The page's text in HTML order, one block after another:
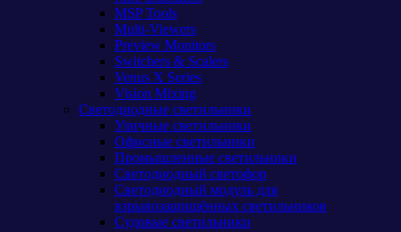
MSP Tools
Multi-Viewers
Preview Monitors
Switchers & Scalers
Venus X Series
Vision Mixing
Светодиодные светильники
Уличные светильники
Офисные светильники
Промышленные светильники
Светодиодный светофор
Светодиодный модуль для
взрывозащищённых светильников
Судовые светильники